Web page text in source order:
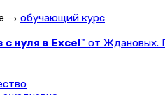
→ обучающий курс
нуля в Excel" от Ждановых.